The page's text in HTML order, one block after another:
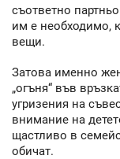
съответно
им е необходимо,
вещи.
Затова именно
„огъня“ във
угризения на
внимание на
щастливо в
обичат.